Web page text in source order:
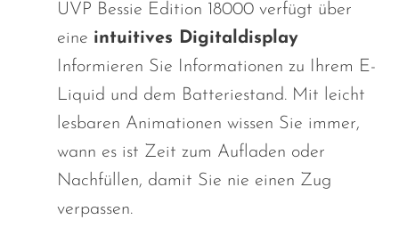
UVP Bessie Edition 18000 verfügt über
eine intuitives Digitaldisplay
Informieren Sie Informationen zu Ihrem E-
Liquid und dem Batteriestand. Mit leicht
lesbaren Animationen wissen Sie immer,
wann es ist Zeit zum Aufladen oder
Nachfüllen, damit Sie nie einen Zug
verpassen.